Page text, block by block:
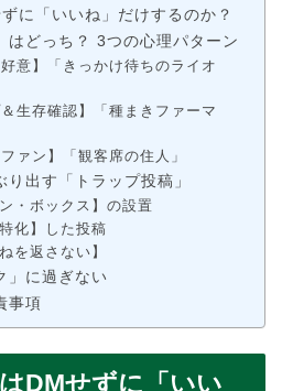
に「いいね」だけするのか？
はどっち？ 3つの心理パターン
意】「きっかけ待ちのライオ
生存確認】「種まきファーマ
ァン】「観客席の住人」
出す「トラップ投稿」
・ボックス】の設置
化】した投稿
を返さない】
」に過ぎない
事項
DMせずに「いい